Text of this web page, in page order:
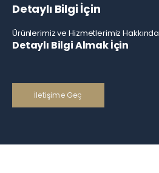
Detaylı Bilgi İçin
Ürünlerimiz ve Hizmetlerimiz Hakkında
Detaylı Bilgi Almak İçin
İletişime Geç